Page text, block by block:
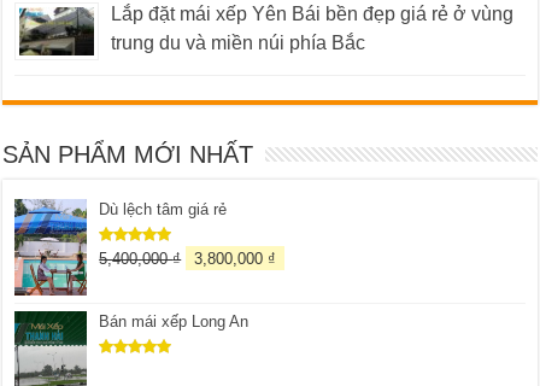
Lắp đặt mái xếp Yên Bái bền đẹp giá rẻ ở vùng
trung du và miền núi phía Bắc
SẢN PHẨM MỚI NHẤT
Dù lệch tâm giá rẻ
Được xếp
5,400,000₫ 3,800,000 ₫
Bán mái xếp Long An